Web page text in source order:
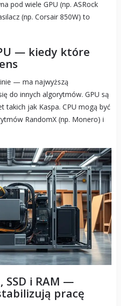
pod wiele GPU (np. ASRock
(np. Corsair 850W) to
— kiedy które
— ma najwyższą
do innych algorytmów. GPU są
takich jak Kaspa. CPU mogą być
RandomX (np. Monero) i
SSD i RAM —
pracę